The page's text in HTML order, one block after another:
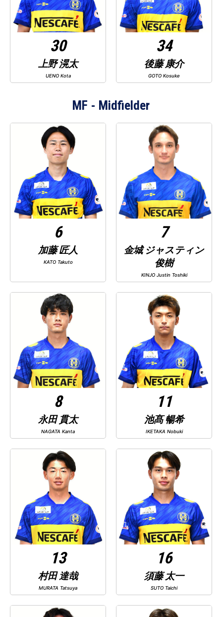
30
上野 滉太
UENO Kota
34
後藤 康介
GOTO Kosuke
MF
6
加藤 匠人
KATO Takuto
7
金城 ジャスティン
俊樹
KINJO Justin Toshiki
8
永田 貫太
NAGATA Kanta
11
池髙 暢希
IKETAKA Nobuki
13
村田 達哉
MURATA Tatsuya
16
須藤 太一
SUTO Taichi